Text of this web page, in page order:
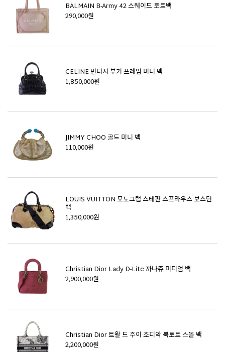
BALMAIN B-Army 42 스웨이드 토트백
290,000원
CELINE 빈티지 부기 프레임 미니 백
1,850,000원
JIMMY CHOO 골드 미니 백
110,000원
LOUIS VUITTON 모노그램 스테판 스프라우스 보스턴
백
1,350,000원
Christian Dior Lady D-Lite 까나쥬 미디엄 백
2,900,000원
Christian Dior 트왈 드 주이 조디악 북토트 스몰 백
2,200,000원